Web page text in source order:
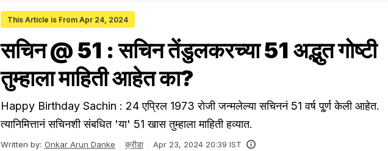
This Article is From Apr 24, 2024
सचिन @ 51 : सचिन तेंडुलकरच्या 51 अद्भुत गोष्टी
तुम्हाला माहिती आहेत का?
Happy Birthday Sachin : 24 एप्रिल 1973 रोजी जन्मलेल्या सचिननं 51 वर्ष पू्र्ण केली आहेत.
त्यानिमित्तानं सचिनशी संबधित 'या' 51 खास तुम्हाला माहिती हव्यात.
Written by: Onkar Arun Danke क्रीडा Apr 23, 2024 20:39 IST